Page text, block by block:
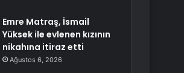
Emre Matraş, İsmail
Yüksek ile evlenen kızının
nikahına itiraz etti
Ağustos 6, 2026